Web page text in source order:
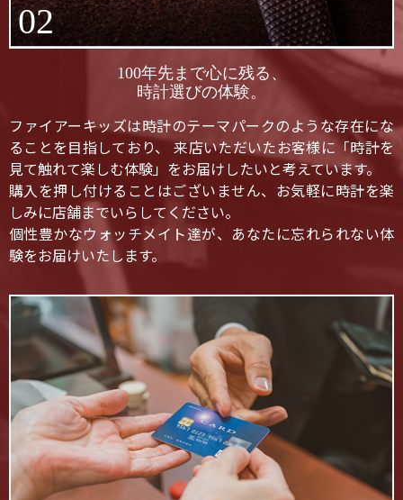
02
100年先まで心に残る、
時計選びの体験。
ファイアーキッズは時計のテーマパークのような存在にな
ることを目指しており、 来店いただいたお客様に「時計を
見て触れて楽しむ体験」をお届けしたいと考えています。
購入を押し付けることはございません、お気軽に時計を楽
しみに店舗までいらしてください。
個性豊かなウォッチメイト達が、あなたに忘れられない体
験をお届けいたします。